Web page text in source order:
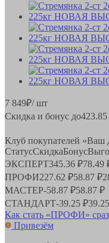
7 849₽/ шт
Скидка и бонус до423.85
Клуб покупателей «Ваш
СтатусСкидкаБонус
ЭКСПЕРТ345.36 ₽78.49
ПРОФИ227.62 ₽58.87 ₽
МАСТЕР-58.87 ₽58.87 ₽
СТАНДАРТ-39.25 ₽
Как стать «ПРОФИ»
Привезём